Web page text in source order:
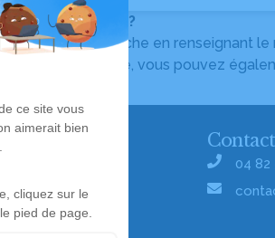
recherché ?
la barre de recherche en renseignant
du site, vous pouvez
04 82